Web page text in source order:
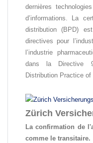
dernières
d’informations. La
distribution (BPD)
directives pour
l’industrie
dans la Directive
Distribution Practice
Zürich
La confirmation de
comme le transitaire.